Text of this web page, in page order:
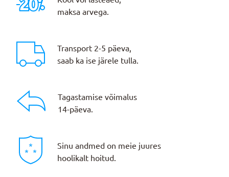
maksa arvega.
Transport 2-5 päeva,
saab ka ise järele tulla.
Tagastamise võimalus
14-päeva.
Sinu andmed on meie juures
hoolikalt hoitud.